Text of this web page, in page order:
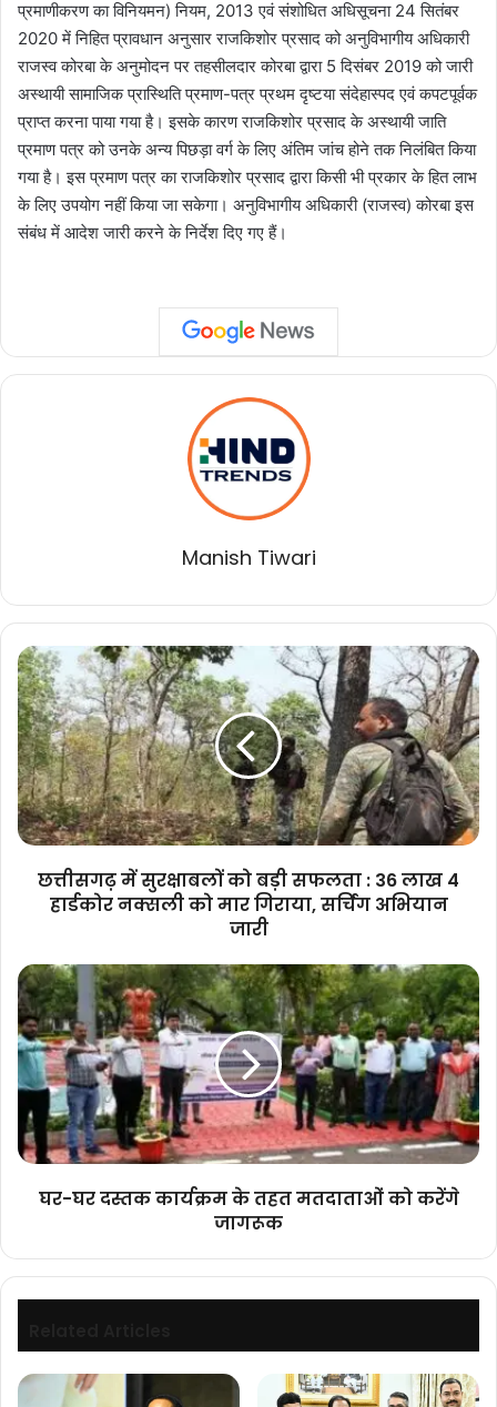
प्रमाणीकरण का विनियमन) नियम, 2013 एवं संशोधित अधिसूचना 24 सितंबर
2020 में निहित प्रावधान अनुसार राजकिशोर प्रसाद को अनुविभागीय अधिकारी
राजस्व कोरबा के अनुमोदन पर तहसीलदार कोरबा द्वारा 5 दिसंबर 2019 को जारी
अस्थायी सामाजिक प्रास्थिति प्रमाण-पत्र प्रथम दृष्टया संदेहास्पद एवं कपटपूर्वक
प्राप्त करना पाया गया है। इसके कारण राजकिशोर प्रसाद के अस्थायी जाति
प्रमाण पत्र को उनके अन्य पिछड़ा वर्ग के लिए अंतिम जांच होने तक निलंबित किया
गया है। इस प्रमाण पत्र का राजकिशोर प्रसाद द्वारा किसी भी प्रकार के हित लाभ
के लिए उपयोग नहीं किया जा सकेगा। अनुविभागीय अधिकारी (राजस्व) कोरबा इस
संबंध में आदेश जारी करने के निर्देश दिए गए हैं।
Manish Tiwari
छत्तीसगढ़
में
सुरक्षाबलों
को
बड़ी
सफलता
:
36
लाख
हार्डकोर
नक्सली
गिराया,
सर्चिंग
अभियान
जारी
छत्तीसगढ़ में सुरक्षाबलों को बड़ी सफलता : 36 लाख 4
हार्डकोर नक्सली को मार गिराया, सर्चिंग अभियान
जारी
घर-
घर
दस्तक
कार्यक्रम
के
तहत
मतदाताओं
को
करेंगे
घर-घर दस्तक कार्यक्रम के तहत मतदाताओं को करेंगे
जागरूक